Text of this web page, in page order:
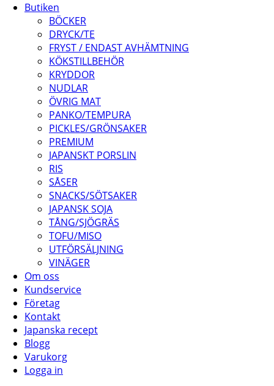
Butiken
BÖCKER
DRYCK/TE
FRYST / ENDAST AVHÄMTNING
KÖKSTILLBEHÖR
KRYDDOR
NUDLAR
ÖVRIG MAT
PANKO/TEMPURA
PICKLES/GRÖNSAKER
PREMIUM
JAPANSKT PORSLIN
RIS
SÅSER
SNACKS/SÖTSAKER
JAPANSK SOJA
TÅNG/SJÖGRÄS
TOFU/MISO
UTFÖRSÄLJNING
VINÄGER
Om oss
Kundservice
Företag
Kontakt
Japanska recept
Blogg
Varukorg
Logga in